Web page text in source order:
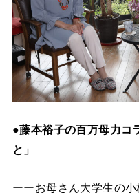
●藤本裕子の百万母力コ
と」
ーーお母さん大学生の